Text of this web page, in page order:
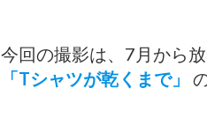
今回の撮影は、7月から
「Tシャツが乾くまで」